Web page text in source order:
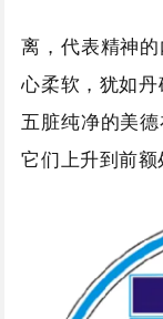
离，代表精神
心柔软，犹如丹
五脏纯净的美
它们上升到前额